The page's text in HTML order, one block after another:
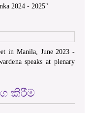
2024 - 2025"
in Manila, June 2023 -
speaks at plenary
කිරීම්